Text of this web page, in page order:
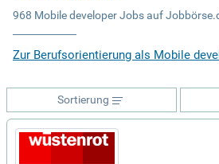
968 Mobile developer Jobs auf
Zur Berufsorientierung als Mobile
Sortierung